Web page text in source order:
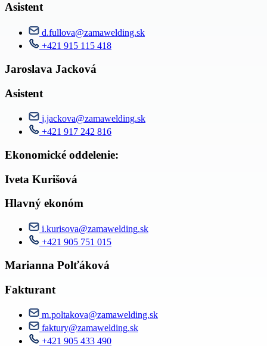
Asistent
d.fullova@zamawelding.sk
+421 915 115 418
Jaroslava Jacková
Asistent
j.jackova@zamawelding.sk
+421 917 242 816
Ekonomické oddelenie:
Iveta Kurišová
Hlavný ekonóm
i.kurisova@zamawelding.sk
+421 905 751 015
Marianna Polťáková
Fakturant
m.poltakova@zamawelding.sk
faktury@zamawelding.sk
+421 905 433 490